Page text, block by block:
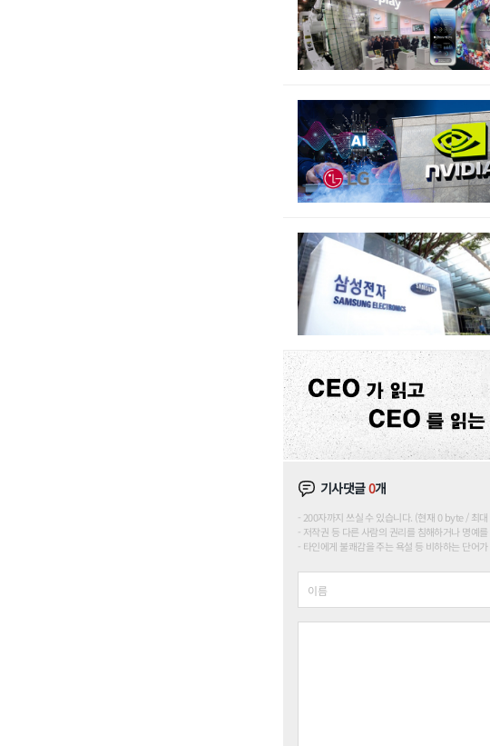
기사댓글0개
200자까지 쓰실 수 있습니다. (현재 0 byte / 최
저작권 등 다른 사람의 권리를 침해하거나 명예
타인에게 불쾌감을 주는 욕설 등 비하하는 단어